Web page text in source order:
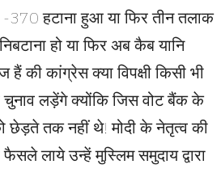
-370 हटाना हुआ या फिर तीन तलाक
हो या फिर अब कैब यानि
की कांग्रेस क्या विपक्षी किसी भी
चुनाव लड़ेंगे क्योंकि जिस वोट बैंक के
छेड़ते तक नहीं थे! मोदी के नेतृत्व की
लाये उन्हें मुस्लिम समुदाय द्वारा